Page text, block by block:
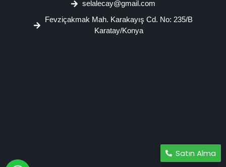
selalecay@gmail.com
Fevziçakmak Mah. Karakayış Cd. No: 235/B
Karatay/Konya
Satın Alma